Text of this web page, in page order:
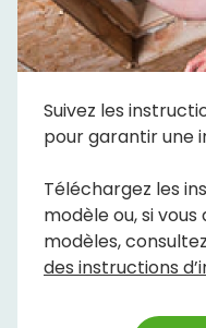
Suivez les
pour garantir une
Téléchargez les
modèle ou, si
modèles,
des instructions